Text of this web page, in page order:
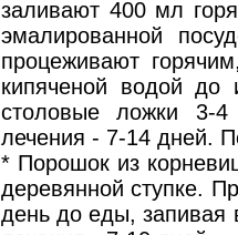
заливают 400 мл
эмалированной
процеживают
кипяченой водой до
столовые ложки
лечения - 7-14 дней.
* Порошок из
деревянной ступке.
день до еды, запивая